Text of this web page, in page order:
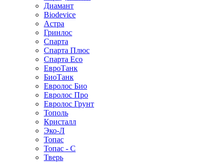
Диамант
Biodevice
Астра
Гринлос
Спарта
Спарта Плюс
Спарта Eco
ЕвроТанк
БиоТанк
Евролос Био
Евролос Про
Евролос Грунт
Тополь
Кристалл
Эко-Л
Топас
Топас - С
Тверь